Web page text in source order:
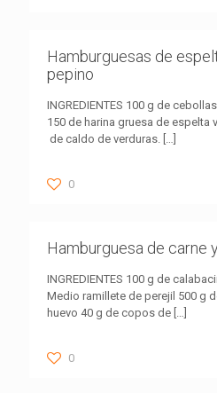
Hamburguesas de
pepino
INGREDIENTES 100 g de
150 de harina gruesa de espelta
de caldo de verduras. […]
0
Hamburguesa de carne
INGREDIENTES 100 g de
Medio ramillete de perejil 500 g
huevo 40 g de copos de […]
0